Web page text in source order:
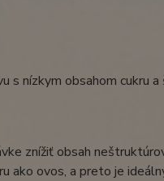
s nízkym obsahom cukru a
znížiť obsah
ako ovos, a preto je